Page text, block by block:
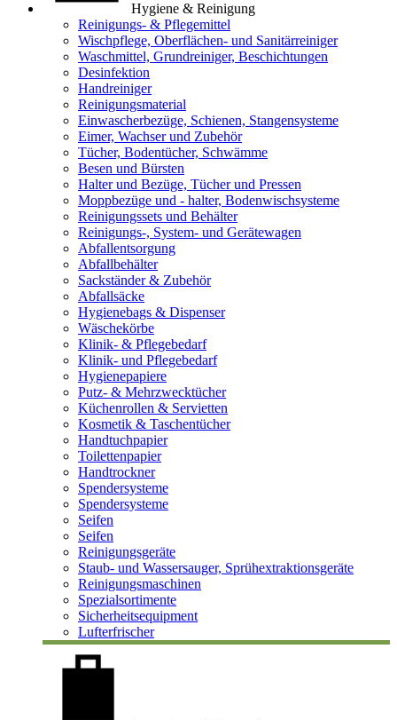
Hygiene & Reinigung
Reinigungs- & Pflegemittel
Wischpflege, Oberflächen- und Sanitärreiniger
Waschmittel, Grundreiniger, Beschichtungen
Desinfektion
Handreiniger
Reinigungsmaterial
Einwascherbezüge, Schienen, Stangensysteme
Eimer, Wachser und Zubehör
Tücher, Bodentücher, Schwämme
Besen und Bürsten
Halter und Bezüge, Tücher und Pressen
Moppbezüge und - halter, Bodenwischsysteme
Reinigungssets und Behälter
Reinigungs-, System- und Gerätewagen
Abfallentsorgung
Abfallbehälter
Sackständer & Zubehör
Abfallsäcke
Hygienebags & Dispenser
Wäschekörbe
Klinik- & Pflegebedarf
Klinik- und Pflegebedarf
Hygienepapiere
Putz- & Mehrzwecktücher
Küchenrollen & Servietten
Kosmetik & Taschentücher
Handtuchpapier
Toilettenpapier
Handtrockner
Spendersysteme
Spendersysteme
Seifen
Seifen
Reinigungsgeräte
Staub- und Wassersauger, Sprühextraktionsgeräte
Reinigungsmaschinen
Spezialsortimente
Sicherheitsequipment
Lufterfrischer